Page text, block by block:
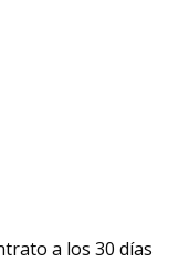
a los 30 días